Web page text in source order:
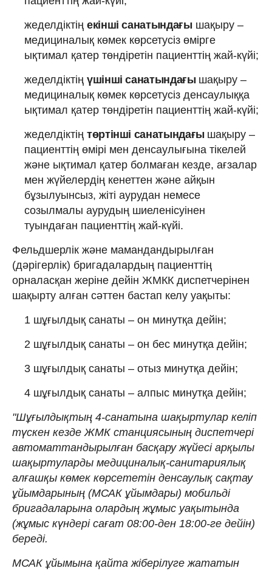
жеделдіктің екінші санатындағышақыру –
медициналық көмек көрсетусіз өмірге
ықтимал қатер төндіретін пациенттің жай-күйі;
жеделдіктің үшінші санатындағы шақыру –
медициналық көмек көрсетусіз денсаулыққа
ықтимал қатер төндіретін пациенттің жай-күйі;
жеделдіктің төртінші санатындағы шақыру –
пациенттің өмірі мен денсаулығына тікелей
және ықтимал қатер болмаған кезде, ағзалар
мен жүйелердің кенеттен және айқын
бұзылуынсыз, жіті аурудан немесе
созылмалы аурудың шиеленісуінен
туындаған пациенттің жай-күйі.
Фельдшерлік және мамандандырылған
(дәрігерлік) бригадалардың пациенттің
орналасқан жеріне дейін ЖМКК диспетчерінен
шақырту алған сәттен бастап келу уақыты:
1 шұғылдық санаты – он минутқа дейін;
2 шұғылдық санаты – он бес минутқа дейін;
3 шұғылдық санаты – отыз минутқа дейін;
4 шұғылдық санаты – алпыс минутқа дейін;
"Шұғылдықтың 4-санатына шақыртулар келіп
түскен кезде ЖМК станциясының диспетчері
автоматтандырылған басқару жүйесі арқылы
шақыртуларды медициналық-санитариялық
алғашқы көмек көрсететін денсаулық сақтау
ұйымдарының (МСАК ұйымдары) мобильді
бригадаларына олардың жұмыс уақытында
(жұмыс күндері сағат 08:00-ден 18:00-ге дейін)
береді.
МСАК ұйымына қайта жіберілуге жататын